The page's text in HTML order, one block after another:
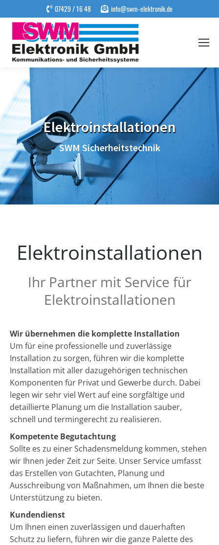
07429 / 16 48 info@swm-elektronik.de
Elektroinstallationen
SWM Sicherheitstechnik
Elektroinstallationen
Ihr Partner mit Service für
Elektroinstallationen
Wir übernehmen die komplette Installation
Um für eine professionelle und zuverlässige
Installation zu sorgen, führen wir die komplette
Installation mit aller dazugehörigen technischen
Komponenten für Privat und Gewerbe durch. Dabei
legen wir sehr viel Wert auf eine sorgfältige und
detaillierte Planung um die Installation sauber,
schnell und termingerecht zu realisieren.
Kompetente Begutachtung
Sollte es zu einer Schadensmeldung kommen, stehen
wir Ihnen jeder Zeit zur Seite. Unser Service umfasst
das Erstellen von Gutachten, Planung und
Ausschreibung von Maßnahmen, um Ihnen die beste
Unterstützung zu bieten.
Kundendienst
Um Ihnen einen zuverlässigen und dauerhaften
Schutz zu liefern, führen wir die ganze Palette des